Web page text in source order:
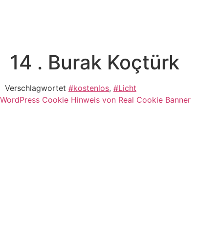
14 . Burak Koçtürk
Verschlagwortet #kostenlos, #Licht
WordPress Cookie Hinweis von Real Cookie Banner